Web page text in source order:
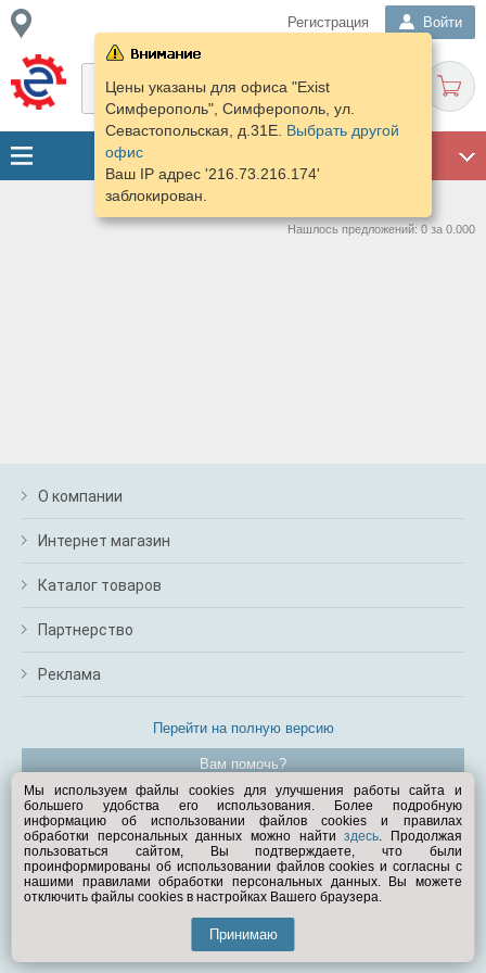
Регистрация Войти
Цены указаны для офиса "Exist
Симферополь", Симферополь, ул.
Севастопольская, д.31Е. Выбрать другой
офис
Ваш IP адрес '216.73.216.174'
заблокирован.
Нашлось предложений: 0 за 0.000
О компании
Интернет магазин
Каталог товаров
Партнерство
Реклама
Перейти на полную версию
Вам помочь?
© Exist.ru 1998—2026
Мы используем файлы cookies для улучшения работы сайта и
большего удобства его использования. Более подробную
информацию об использовании файлов cookies и правилах
обработки персональных данных можно найтиздесь. Продолжая
пользоваться сайтом, Вы подтверждаете, что были
проинформированы об использовании файлов cookies и согласны с
нашими правилами обработки персональных данных. Вы можете
отключить файлы cookies в настройках Вашего браузера.
Принимаю